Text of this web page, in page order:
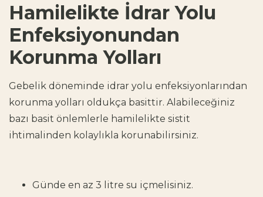
Hamilelikte İdrar Yolu
Enfeksiyonundan
Korunma Yolları
Gebelik döneminde idrar yolu enfeksiyonlarından
korunma yolları oldukça basittir. Alabileceğiniz
bazı basit önlemlerle hamilelikte sistit
ihtimalinden kolaylıkla korunabilirsiniz.
Günde en az 3 litre su içmelisiniz.